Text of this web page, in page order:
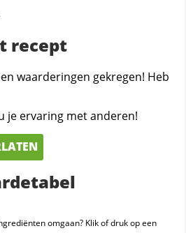
recept
waarderingen gekregen! Heb
je ervaring met anderen!
omgaan? Klik of druk op een